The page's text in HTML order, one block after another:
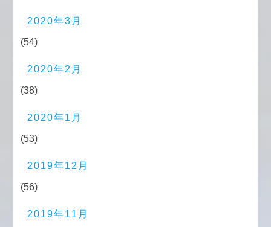
2020年3月
(54)
2020年2月
(38)
2020年1月
(53)
2019年12月
(56)
2019年11月